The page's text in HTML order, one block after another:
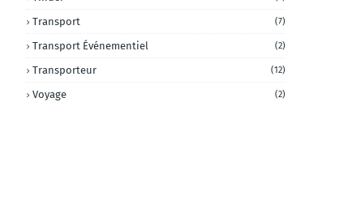
Transport (7)
Transport Événementiel (2)
Transporteur (12)
Voyage (2)